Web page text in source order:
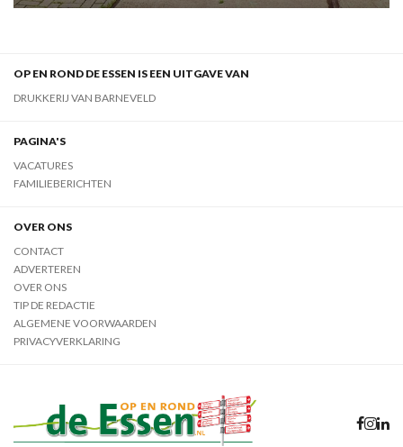
OP EN ROND DE ESSEN IS EEN UITGAVE VAN
DRUKKERIJ VAN BARNEVELD
PAGINA'S
VACATURES
FAMILIEBERICHTEN
OVER ONS
CONTACT
ADVERTEREN
OVER ONS
TIP DE REDACTIE
ALGEMENE VOORWAARDEN
PRIVACYVERKLARING